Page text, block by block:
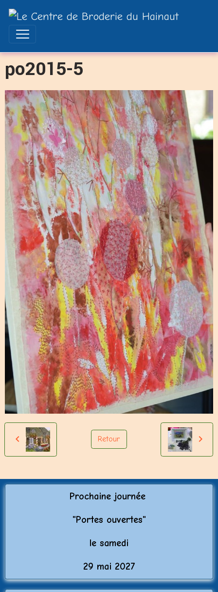
po2015-5
Retour
Prochaine journée
"Portes ouvertes"
le samedi
29 mai 2027